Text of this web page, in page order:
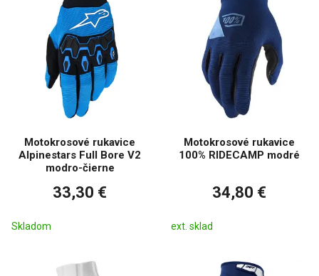
Motokrosové rukavice
Alpinestars Full Bore V2
modro-čierne
33,30 €
Skladom
Motokrosové rukavice
100% RIDECAMP modré
34,80 €
ext. sklad